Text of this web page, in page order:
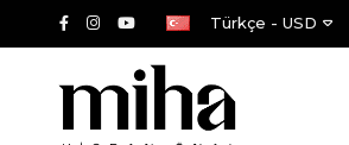
Türkçe - USD